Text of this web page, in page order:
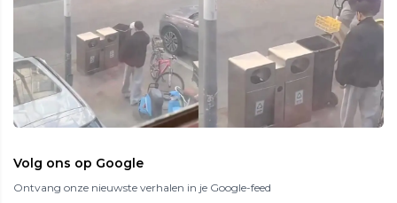
Volg ons op Google
Ontvang onze nieuwste verhalen in je Google-feed